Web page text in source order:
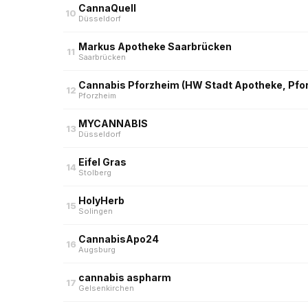
10 CannaQuell
Düsseldorf
11 Markus Apotheke Saarbrücken
Saarbrücken
12 Cannabis Pforzheim (HW Stadt Apotheke,
Pforzheim
13 MYCANNABIS
Düsseldorf
14 Eifel Gras
Stolberg
15 HolyHerb
Solingen
16 CannabisApo24
Augsburg
17 cannabis aspharm
Gelsenkirchen